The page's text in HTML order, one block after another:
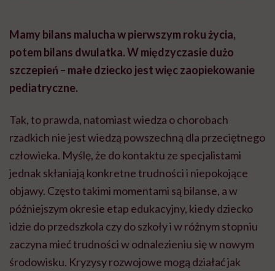
Mamy bilans malucha w pierwszym roku życia,
potem bilans dwulatka. W międzyczasie dużo
szczepień – małe dziecko jest więc zaopiekowanie
pediatryczne.
Tak, to prawda, natomiast wiedza o chorobach
rzadkich nie jest wiedzą powszechną dla przeciętnego
człowieka. Myślę, że do kontaktu ze specjalistami
jednak skłaniają konkretne trudności i niepokojące
objawy. Często takimi momentami są bilanse, a w
późniejszym okresie etap edukacyjny, kiedy dziecko
idzie do przedszkola czy do szkoły i w różnym stopniu
zaczyna mieć trudności w odnalezieniu się w nowym
środowisku. Kryzysy rozwojowe mogą działać jak